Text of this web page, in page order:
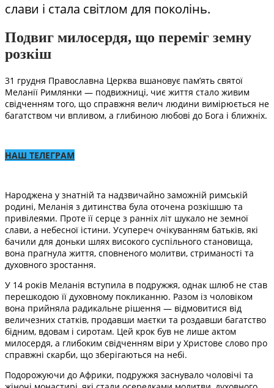
слави і стала світлом для поколінь.
Подвиг милосердя, що переміг земну
розкіш
31 грудня Православна Церква вшановує пам’ять святої
Меланії Римлянки — подвижниці, чиє життя стало живим
свідченням того, що справжня велич людини вимірюється не
багатством чи впливом, а глибиною любові до Бога і ближніх.
НАШ ТЕЛЕГРАМ
Народжена у знатній та надзвичайно заможній римській
родині, Меланія з дитинства була оточена розкішшю та
привілеями. Проте її серце з ранніх літ шукало не земної
слави, а небесної істини. Усупереч очікуванням батьків, які
бачили для доньки шлях високого суспільного становища,
вона прагнула життя, сповненого молитви, стриманості та
духовного зростання.
У 14 років Меланія вступила в подружжя, однак шлюб не став
перешкодою її духовному покликанню. Разом із чоловіком
вона прийняла радикальне рішення — відмовитися від
величезних статків, продавши маєтки та роздавши багатство
бідним, вдовам і сиротам. Цей крок був не лише актом
милосердя, а глибоким свідченням віри у Христове слово про
справжні скарби, що зберігаються на небі.
Подорожуючи до Африки, подружжя заснувало чоловічі та